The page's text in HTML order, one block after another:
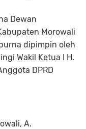
Dewan
Morowali
dipimpin oleh
Wakil Ketua I H.
DPRD
A.